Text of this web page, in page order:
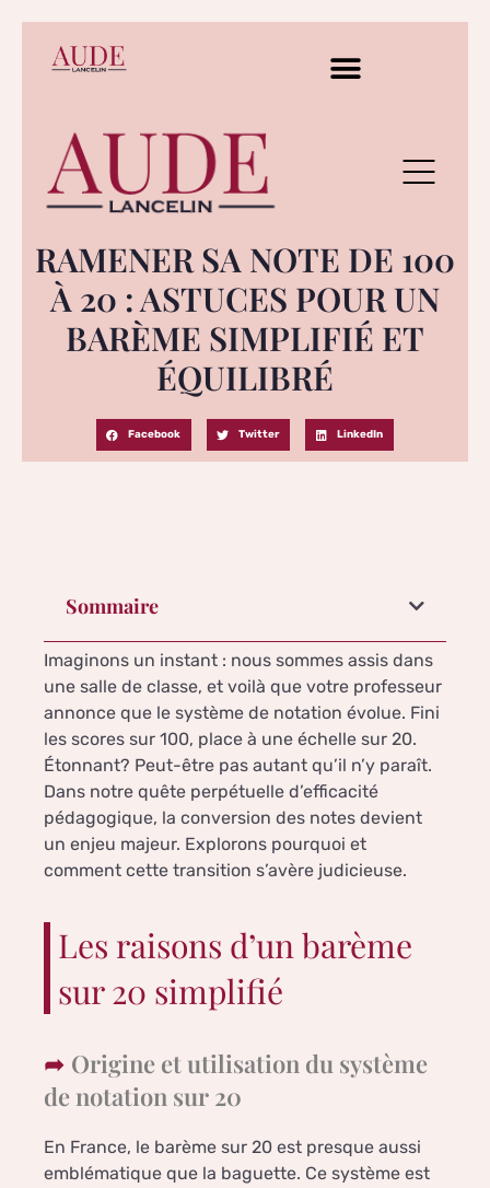
RAMENER SA NOTE DE 100
À 20 : ASTUCES POUR UN
BARÈME SIMPLIFIÉ ET
ÉQUILIBRÉ
Facebook Twitter LinkedIn
Sommaire
Imaginons un instant : nous sommes assis dans
une salle de classe, et voilà que votre professeur
annonce que le système de notation évolue. Fini
les scores sur 100, place à une échelle sur 20.
Étonnant? Peut-être pas autant qu’il n’y paraît.
Dans notre quête perpétuelle d’efficacité
pédagogique, la conversion des notes devient
un enjeu majeur. Explorons pourquoi et
comment cette transition s’avère judicieuse.
Les raisons d’un barème
sur 20 simplifié
Origine et utilisation du système
de notation sur 20
En France, le barème sur 20 est presque aussi
emblématique que la baguette. Ce système est